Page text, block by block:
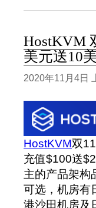
HostKVM
美元送10
2020年11月4日
HostKVM双
充值$100送
主的产品架构
可选，机房有
港沙田机房及